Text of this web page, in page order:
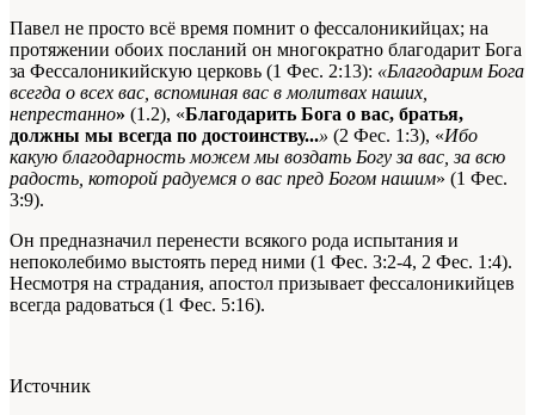
Павел не просто всё время помнит о фессалоникийцах; на
протяжении обоих посланий он многократно благодарит Бога
за Фессалоникийскую церковь (1 Фес. 2:13): «Благодарим Бога
всегда о всех вас, вспоминая вас в молитвах наших,
непрестанно» (1.2), «Благодарить Бога о вас, братья,
должны мы всегда по достоинству...» (2 Фес. 1:3), «Ибо
какую благодарность можем мы воздать Богу за вас, за всю
радость, которой радуемся о вас пред Богом нашим» (1 Фес.
3:9).
Он предназначил перенести всякого рода испытания и
непоколебимо выстоять перед ними (1 Фес. 3:2-4, 2 Фес. 1:4).
Несмотря на страдания, апостол призывает фессалоникийцев
всегда радоваться (1 Фес. 5:16).
Источник